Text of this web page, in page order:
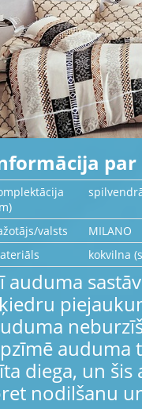
par
valsts
MILANO
kokvilna
auduma
auduma
diega, un
nodilšanu